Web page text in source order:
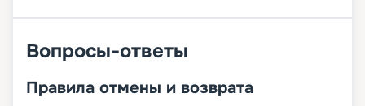
Вопросы-ответы
Правила отмены и возврата